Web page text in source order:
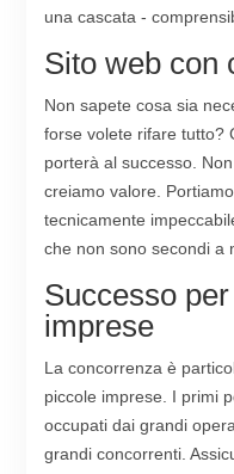
una cascata -
Sito web con
Non sapete cosa sia
forse volete rifare tutto?
porterà al successo.
creiamo valore.
tecnicamente
che non sono secondi a
Successo
imprese
La concorrenza è
piccole imprese. I primi
occupati dai grandi
grandi concorrenti.